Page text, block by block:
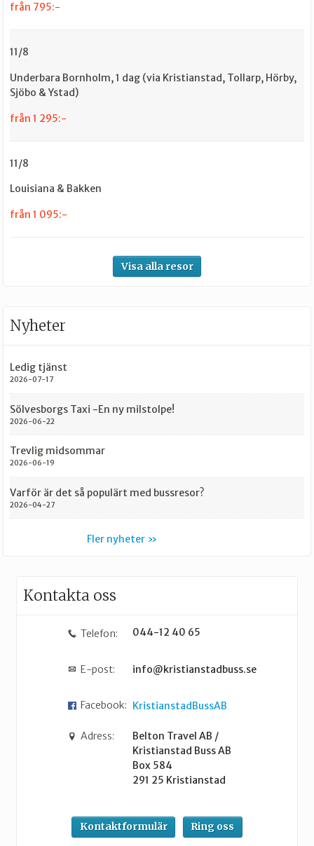
från 795:-
11/8
Underbara Bornholm, 1 dag (via Kristianstad, Tollarp, Hörby,
Sjöbo & Ystad)
från 1 295:-
11/8
Louisiana & Bakken
från 1 095:-
Visa alla resor
Nyheter
Ledig tjänst
2026-07-17
Sölvesborgs Taxi -En ny milstolpe!
2026-06-22
Trevlig midsommar
2026-06-19
Varför är det så populärt med bussresor?
2026-04-27
Fler nyheter
Kontakta oss
Telefon: 044-12 40 65
E-post: info@kristianstadbuss.se
Facebook: KristianstadBussAB
Adress:
Belton Travel AB /
Kristianstad Buss AB
Box 584
291 25 Kristianstad
Kontaktformulär Ring oss